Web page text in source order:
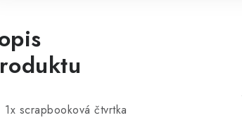
1x scrapbooková čtvrtka